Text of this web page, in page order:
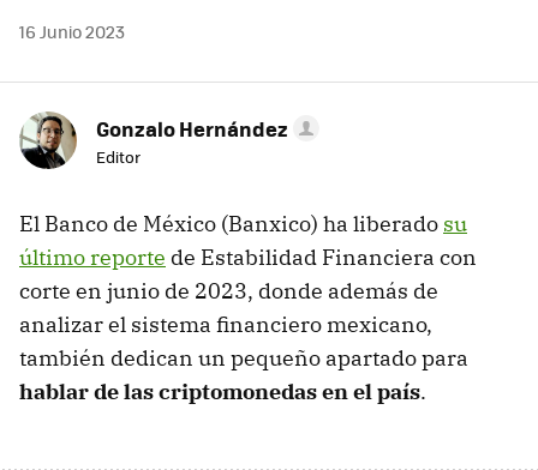
16 Junio 2023
Gonzalo Hernández
Editor
El Banco de México (Banxico) ha liberado su
último reporte de Estabilidad Financiera con
corte en junio de 2023, donde además de
analizar el sistema financiero mexicano,
también dedican un pequeño apartado para
hablar de las criptomonedas en el país.